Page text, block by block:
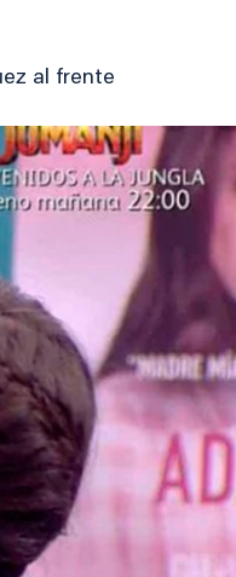
al frente